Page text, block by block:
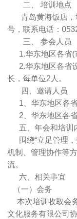
二、 培训地点
青岛黄海饭店，
号，联系电话：
三、 参会人员
1.华东地区各省(
2.华东地区各省
长，每单位2人。
四、邀请人员
1、华东地区各省
2、华东地区各省
五、年会和培训
围绕“立足管理，
机制、管理协作等
流。
六、相关事宜
（一）会务
本次培训收取会
文化服务有限公司